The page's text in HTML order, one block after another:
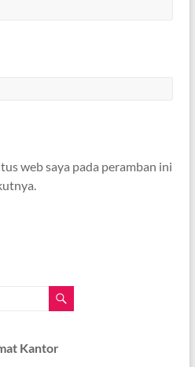
web saya pada peramban ini
Kantor